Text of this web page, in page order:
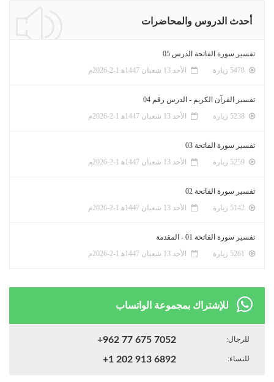
أحدث الدروس والمحاضرات
تفسير سورة الفاتحة الدرس 05
الأحد 13 شعبان 1447ﻫ 1-2-2026م
تفسير القرآن الكريم - الدرس رقم 04
الأحد 13 شعبان 1447ﻫ 1-2-2026م
تفسير سورة الفاتحة 03
الأحد 13 شعبان 1447ﻫ 1-2-2026م
تفسير سورة الفاتحة 02
الأحد 13 شعبان 1447ﻫ 1-2-2026م
تفسير سورة الفاتحة 01 - المقدمة
الأحد 13 شعبان 1447ﻫ 1-2-2026م
للإشتراك بمجموعة الواتساب
للرجال: +962 77 675 7052
للنساء: +1 202 913 6892